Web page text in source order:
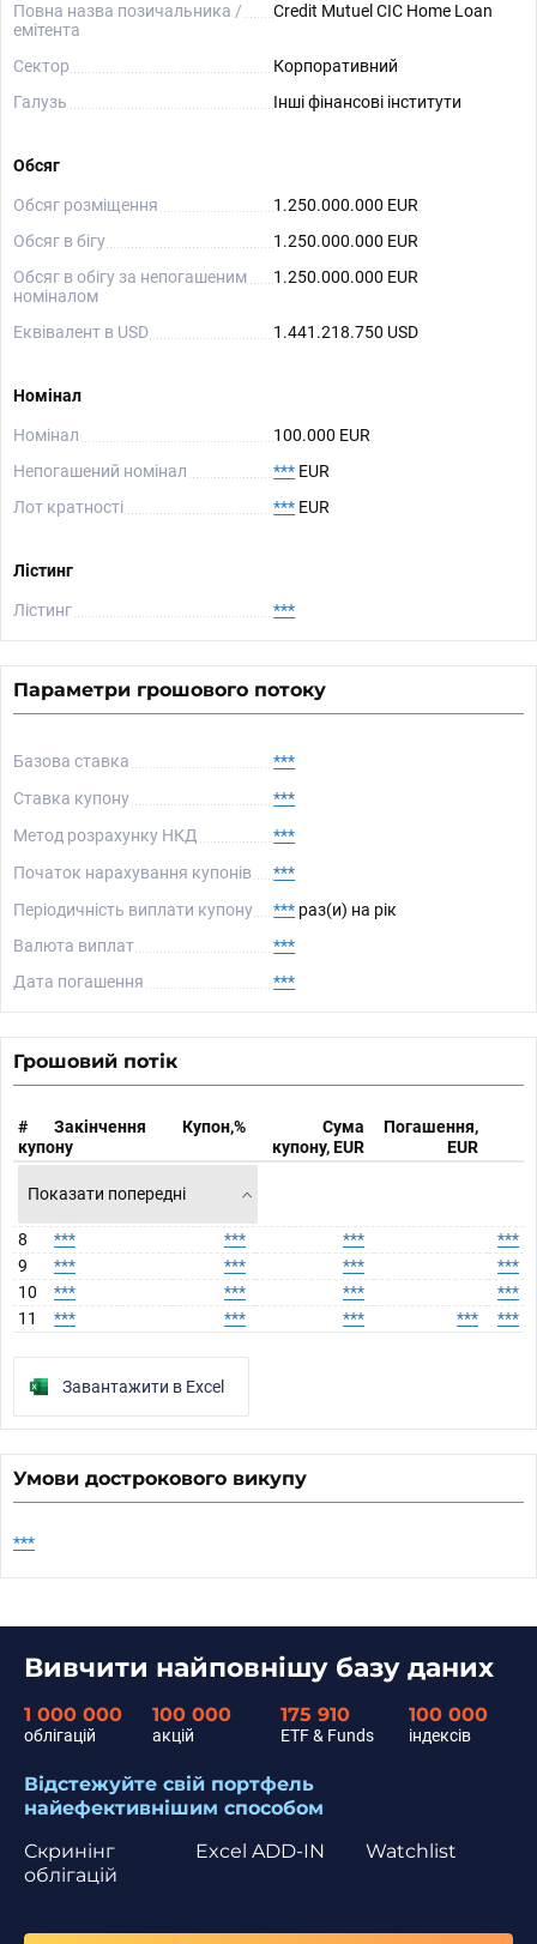
Повна назва позичальника /
емітента
Credit Mutuel CIC Home Loan
Сектор
Корпоративний
Галузь
Інші фінансові інститути
Обсяг
Обсяг розміщення
1.250.000.000 EUR
Обсяг в бігу
1.250.000.000 EUR
Обсяг в обігу за непогашеним
номіналом
1.250.000.000 EUR
Еквівалент в USD 1.441.218.750 USD
Номінал
Номінал
100.000 EUR
Непогашений номінал
*** EUR
Лот кратності
*** EUR
Лістинг
Лістинг ***
Параметри грошового потоку
Базова ставка
***
Ставка купону
***
Метод розрахунку НКД
***
Початок нарахування купонів
***
Періодичність виплати купону
*** раз(и) на рік
Валюта виплат
***
Дата погашення
***
Грошовий потік
#
Закінчення
купону
Купон,%
Сума
купону, EUR
Погашення,
EUR
Показати попередні
8 *** *** ***
***
9
*** *** ***
***
10
*** *** ***
***
11
*** *** *** *** ***
Завантажити в Excel
Умови дострокового викупу
***
Вивчити найповнішу базу даних
1 000 000
облігацій
100 000
акцій
175 910
ETF & Funds
100 000
індексів
Відстежуйте свій портфель
найефективнішим способом
Скринінг
облігацій
Watchlist
Excel ADD-IN